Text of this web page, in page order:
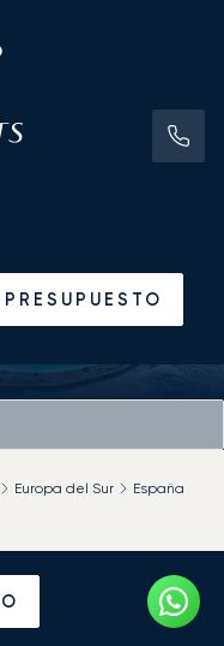
Europa del Sur España